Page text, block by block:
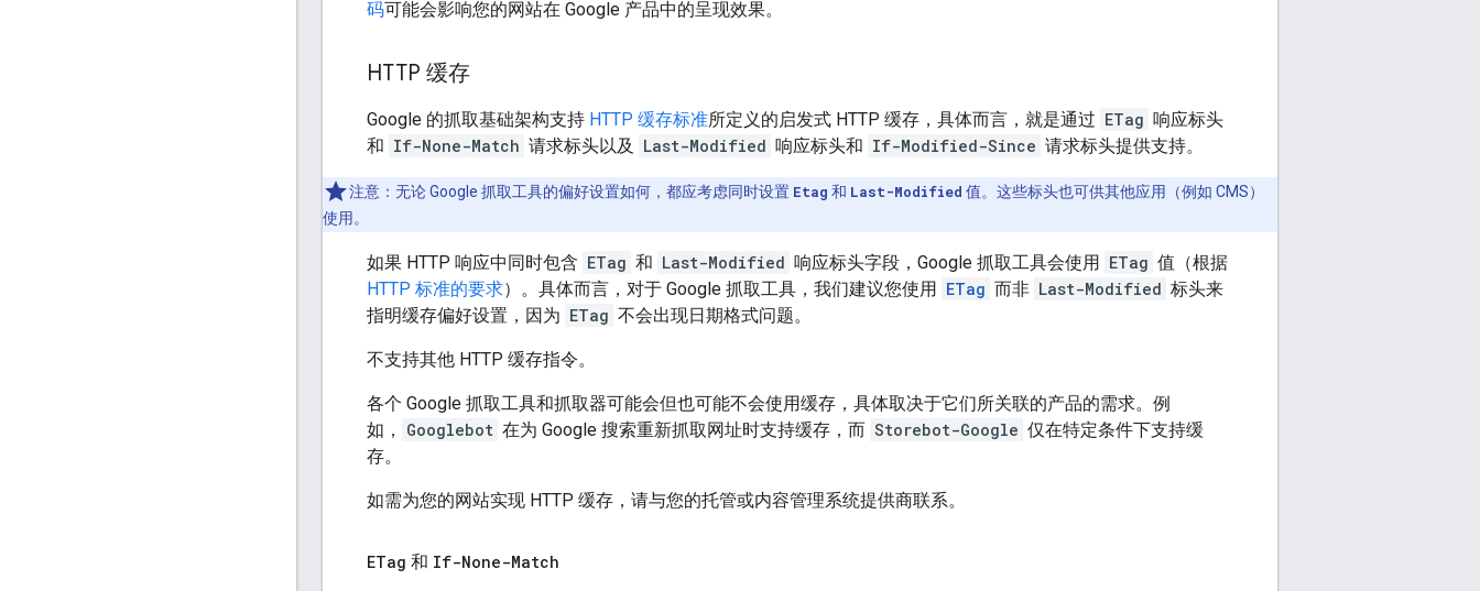
码可能会影响您的网站在 Google 产品中的呈现效果。
HTTP 缓存
Google 的抓取基础架构支持 HTTP 缓存标准所定义的启发式 HTTP 缓存，具体而言，就是通过 ETag 响应标头
和 If-None-Match 请求标头以及 Last-Modified 响应标头和 If-Modified-Since 请求标头提供支持。
注意：无论 Google 抓取工具的偏好设置如何，都应考虑同时设置 Etag 和 Last-Modified 值。这些标头也可供其他应用（例如 CMS）
使用。
如果 HTTP 响应中同时包含 ETag 和 Last-Modified 响应标头字段，Google 抓取工具会使用 ETag 值（根据
HTTP 标准的要求）。具体而言，对于 Google 抓取工具，我们建议您使用 ETag 而非 Last-Modified 标头来
指明缓存偏好设置，因为 ETag 不会出现日期格式问题。
不支持其他 HTTP 缓存指令。
各个 Google 抓取工具和抓取器可能会但也可能不会使用缓存，具体取决于它们所关联的产品的需求。例
如，
Googlebot 在为 Google 搜索重新抓取网址时支持缓存，而 Storebot-Google 仅在特定条件下支持缓
存。
如需为您的网站实现 HTTP 缓存，请与您的托管或内容管理系统提供商联系。
ETag 和 If-None-Match